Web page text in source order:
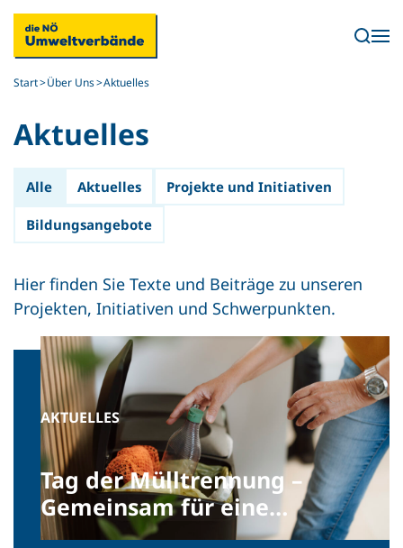
Skip to main content
Start Über Uns Aktuelles
Aktuelles
Alle Aktuelles Projekte und Initiativen
Bildungsangebote
Hier finden Sie Texte und Beiträge zu unseren
Projekten, Initiativen und Schwerpunkten.
AKTUELLES
Tag der Mülltrennung –
Gemeinsam für eine
nachhaltige Zukunft